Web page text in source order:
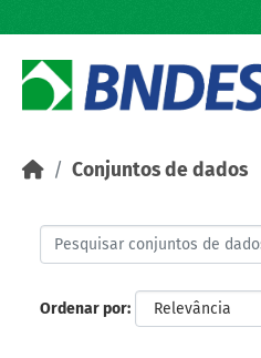
Conjuntos de dados
Ordenar por